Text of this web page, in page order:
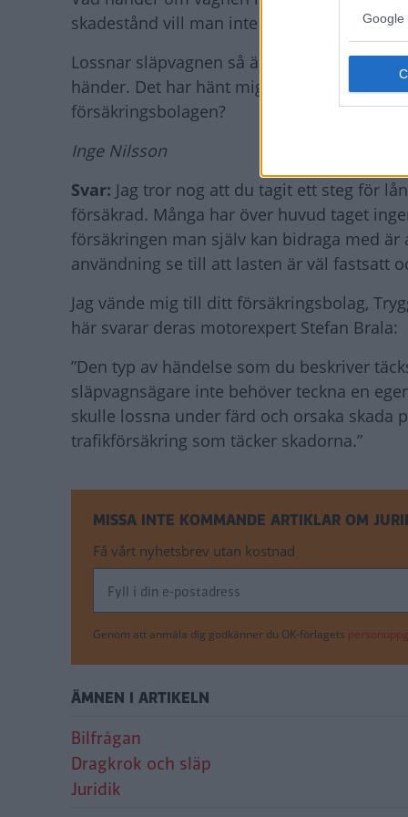
Google
skadestånd vill man inte tänka på.
Lossnar släpvagnen så är den ett eget
händer. Det har hänt mig. Ni kan väl
försäkringsbolagen?
Inge Nilsson
Svar: Jag tror nog att du tagit ett steg för
försäkrad. Många har över huvud taget
försäkringen man själv kan bidraga med
användning se till att lasten är väl fastsatt
Jag vände mig till ditt försäkringsbolag,
här svarar deras motorexpert Stefan Brala:
”Den typ av händelse som du beskriver
släpvagnsägare inte behöver teckna en
skulle lossna under färd och orsaka skada
trafikförsäkring som täcker skadorna.”
MISSA INTE KOMMANDE ARTIKLAR OM
Få vårt nyhetsbrev utan kostnad
Genom att anmäla dig godkänner du OK-förlagets
ÄMNEN I ARTIKELN
Bilfrågan
Dragkrok och släp
Juridik